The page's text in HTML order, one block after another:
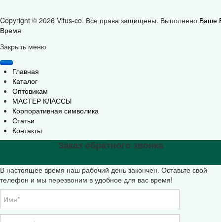
Copyright © 2026 Vitus-co. Все права защищены. Выполнено Ваше
Время
Закрыть меню
Главная
Каталог
Оптовикам
МАСТЕР КЛАССЫ
Корпоративная символика
Статьи
Контакты
Заказ обратного звонка
В настоящее время наш рабочий день закончен. Оставьте свой
телефон и мы перезвоним в удобное для вас время!